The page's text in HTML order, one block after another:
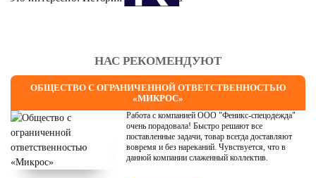
НАС РЕКОМЕНДУЮТ
ОБЩЕСТВО С ОГРАНИЧЕННОЙ ОТВЕТСТВЕННОСТЬЮ
«МИКРОС»
Работа с компанией ООО "Феникс-спецодежда"
очень порадовала! Быстро решают все
поставленные задачи, товар всегда доставляют
вовремя и без нареканий. Чувствуется, что в
данной компании слаженный коллектив.